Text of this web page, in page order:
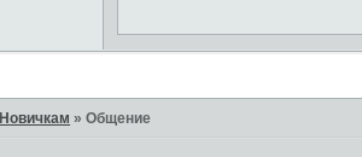
Новичкам »Общение